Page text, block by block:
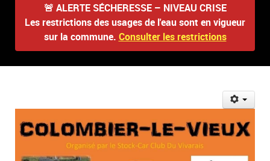
🚨 ALERTE SÉCHERESSE – NIVEAU CRISE
Les restrictions des usages de l'eau sont en vigueur
sur la commune. Consulter les restrictions